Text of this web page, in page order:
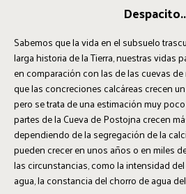
Sabemos que la vida en el subsuelo
larga historia de la Tierra, nuestras vidas
en comparación con las de las cuevas
que las concreciones calcáreas crecen
pero se trata de una estimación muy
partes de la Cueva de Postojna crecen
dependiendo de la segregación de la
pueden crecer en unos años o en miles
las circunstancias, como la intensidad
agua, la constancia del chorro de agua